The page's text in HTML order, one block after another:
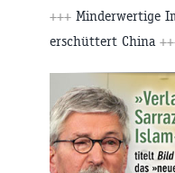
+++ Minderwertige
erschüttert China